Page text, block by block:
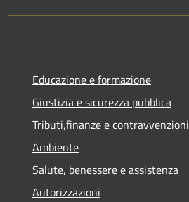
Educazione e formazione
Giustizia e sicurezza pubblica
Tributi,finanze e contravvenzioni
Ambiente
Salute, benessere e assistenza
Autorizzazioni